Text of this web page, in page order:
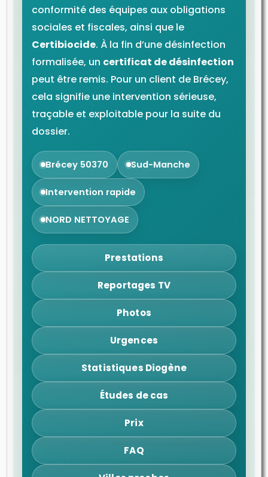
conformité des équipes aux obligations
sociales et fiscales, ainsi que le
Certibiocide. À la fin d’une désinfection
formalisée, un certificat de désinfection
peut être remis. Pour un client de Brécey,
cela signifie une intervention sérieuse,
traçable et exploitable pour la suite du
dossier.
Brécey 50370 Sud-Manche
Intervention rapide
NORD NETTOYAGE
Prestations
Reportages TV
Photos
Urgences
Statistiques Diogène
Études de cas
Prix
FAQ